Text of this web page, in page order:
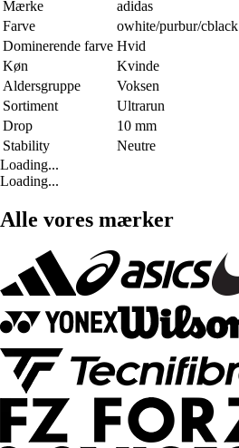
Mærke
adidas
Farve
owhite/purbur/cblack
Dominerende farve Hvid
Køn
Kvinde
Aldersgruppe
Voksen
Sortiment
Ultrarun
Drop
10 mm
Stability
Neutre
Loading...
Loading...
Alle vores mærker